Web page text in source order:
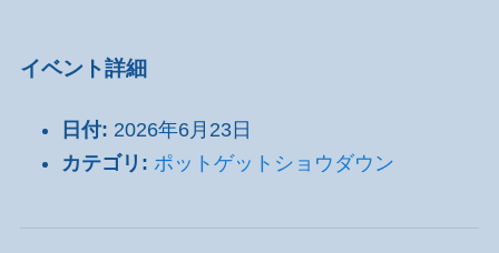
イベント詳細
日付: 2026年6月23日
カテゴリ: ポットゲットショウダウン